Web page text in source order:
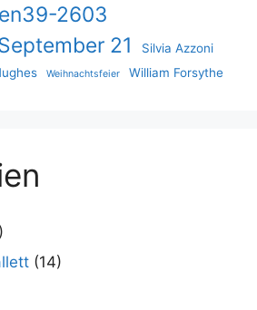
2603
21 Silvia Azzoni
Weihnachtsfeier William Forsythe
(14)